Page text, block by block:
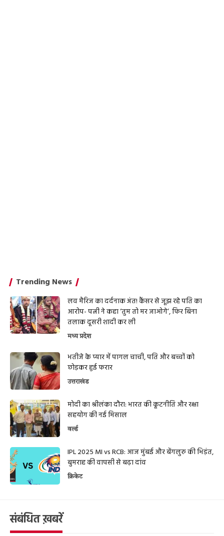
Trending News
लव मैरिज का दर्दनाक अंत! कैंसर से जूझ रहे पति का
आरोप- पत्नी ने कहा ‘तुम तो मर जाओगे’, फिर बिना
तलाक दूसरी शादी कर ली
मध्य प्रदेश
भतीजे के प्यार में पागल चाची, पति और बच्चों को
छोड़कर हुई फरार
उत्तराखंड
मोदी का श्रीलंका दौरा: भारत की कूटनीति और रक्षा
सहयोग की नई मिसाल
वर्ल्ड
IPL 2025 MI vs RCB: आज मुंबई और बेंगलुरु की भिड़ंत,
बुमराह की वापसी से बढ़ा दांव
क्रिकेट
संबंधित ख़बरें